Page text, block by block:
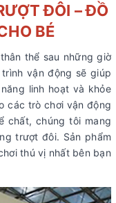
ĐÔI – ĐỒ
BÉ
thể sau những giờ
vận động sẽ giúp
linh hoạt và khỏe
các trò chơi vận động
chất, chúng tôi mang
trượt đôi. Sản phẩm
thú vị nhất bên bạn